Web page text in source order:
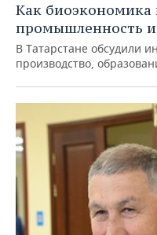
Как биоэкономика
промышленность
В Татарстане обсудили
производство,